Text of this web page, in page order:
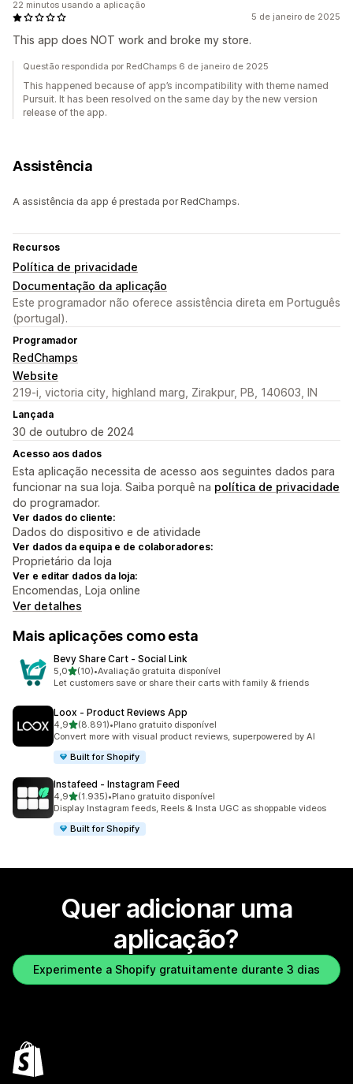
5 de janeiro de 2025
This app does NOT work and broke my store.
22 minutos usando a aplicação
Questão respondida por RedChamps 6 de janeiro de 2025
This happened because of app’s incompatibility with theme named
Pursuit. It has been resolved on the same day by the new version
release of the app.
Assistência
A assistência da app é prestada por RedChamps.
Recursos
Política de privacidade
Documentação da aplicação
Este programador não oferece assistência direta em Português
(portugal).
Programador
RedChamps
Website
219-i, victoria city, highland marg, Zirakpur, PB, 140603, IN
Lançada
30 de outubro de 2024
Acesso aos dados
Esta aplicação necessita de acesso aos seguintes dados para
funcionar na sua loja. Saiba porquê na política de privacidade
do programador.
Ver dados do cliente:
Dados do dispositivo e de atividade
Ver dados da equipa e de colaboradores:
Proprietário da loja
Ver e editar dados da loja:
Encomendas, Loja online
Ver detalhes
Mais aplicações como esta
Bevy Share Cart ‑ Social Link
5,0de 5 estrelas
(10)
10 total de avaliações
•Avaliação gratuita disponível
Let customers save or share their carts with family & friends
Loox ‑ Product Reviews App
4,9de 5 estrelas
(8.891)
8891 total de avaliações
•Plano gratuito disponível
Convert more with visual product reviews, superpowered by AI
Built for Shopify
Instafeed ‑ Instagram Feed
4,9de 5 estrelas
(1.935)
1935 total de avaliações
•Plano gratuito disponível
Display Instagram feeds, Reels & Insta UGC as shoppable videos
Built for Shopify
Quer adicionar uma
aplicação?
Experimente a Shopify gratuitamente durante 3 dias